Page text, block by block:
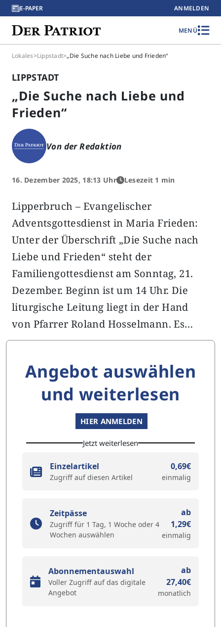
E-PAPER ANMELDEN
MENÜ
Lokales>Lippstadt>„Die Suche nach Liebe und Frieden“
LIPPSTADT
„Die Suche nach Liebe und
Frieden“
Von der Redaktion
16. Dezember 2025, 18:13 Uhr Lesezeit 1 min
Lipperbruch – Evangelischer
Adventsgottesdienst in Maria Frieden:
Unter der Überschrift „Die Suche nach
Liebe und Frieden“ steht der
Familiengottesdienst am Sonntag, 21.
Dezember. Beginn ist um 14 Uhr. Die
liturgische Leitung liegt in der Hand
von Pfarrer Roland Hosselmann. Es…
Angebot auswählen
und weiterlesen
HIER ANMELDEN
Jetzt weiterlesen
Einzelartikel
Zugriff auf diesen Artikel
0,69€
einmalig
Zeitpässe
Zugriff für 1 Tag, 1 Woche oder 4
Wochen auswählen
ab
1,29€
einmalig
Abonnementauswahl
Voller Zugriff auf das digitale
Angebot
ab
27,40€
monatlich